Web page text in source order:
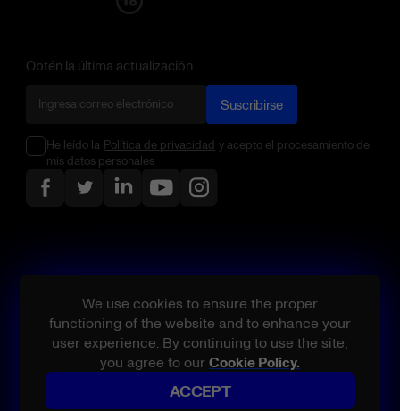
Obtén la última actualización
Suscribirse
He leído la Política de privacidad y acepto el procesamiento de
mis datos personales
We use cookies to ensure the proper
functioning of the website and to enhance your
user experience. By continuing to use the site,
you agree to ourCookie Policy.
ACCEPT